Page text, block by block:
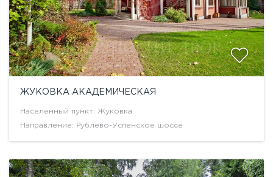
ЖУКОВКА АКАДЕМИЧЕСКАЯ
Населенный пункт: Жуковка
Направление: Рублево-Успенское шоссе